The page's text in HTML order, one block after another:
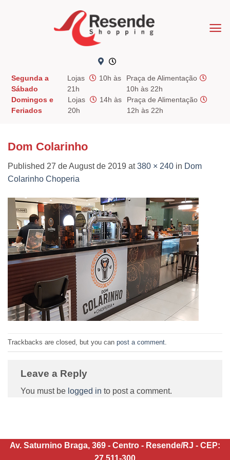
Segunda a
Sábado
Lojas
10h às
21h
Praça de Alimentação
10h às 22h
Domingos e
Feriados
Lojas
14h às
20h
Praça de Alimentação
12h às 22h
Dom Colarinho
Published 27 de August de 2019 at380 × 240 in Dom
Colarinho Choperia
Trackbacks are closed, but you can post a comment
Leave a Reply
You must be logged in to post a comment.
Av. Saturnino Braga, 369 - Centro - Resende/RJ - CEP:
27.511-300